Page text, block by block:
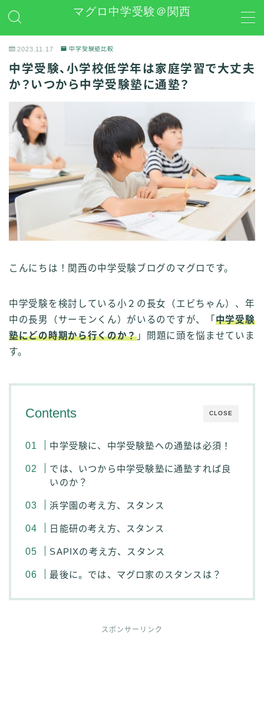
マグロ中学受験＠関西
日能研
学習グッズレビュー
その他 中学受験関連
お問い合わせ
プライバシーポリシー
2023.11.17 中学受験塾比較
中学受験、小学校低学年は家庭学習で大丈夫
か？いつから中学受験塾に通塾？
こんにちは！関西の中学受験ブログのマグロです。
中学受験を検討している小２の長女（エビちゃん）、年
中の長男（サーモンくん）がいるのですが、「 中学受験
塾にどの時期から行くのか？ 」問題に頭を悩ませていま
す。
CLOSE
Contents
中学受験に、中学受験塾への通塾は必須！
では、いつから中学受験塾に通塾すれば良
いのか？
浜学園の考え方、スタンス
日能研の考え方、スタンス
SAPIXの考え方、スタンス
最後に。では、マグロ家のスタンスは？
スポンサーリンク